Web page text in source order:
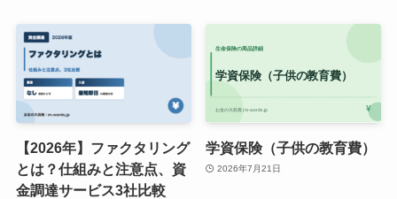
【2026年】ファクタリング
とは？仕組みと注意点、資
金調達サービス3社比較
学資保険（子供の教育費）
2026年7月21日